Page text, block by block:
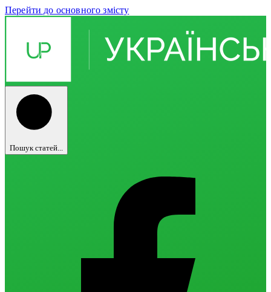
Перейти до основного змісту
Пошук статей...